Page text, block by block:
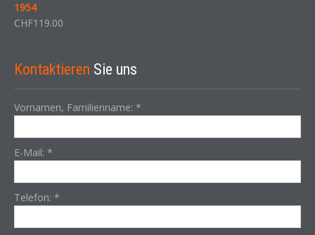
1954
CHF119.00
Kontaktieren Sie uns
Vornamen, Familienname: *
E-Mail: *
Telefon: *